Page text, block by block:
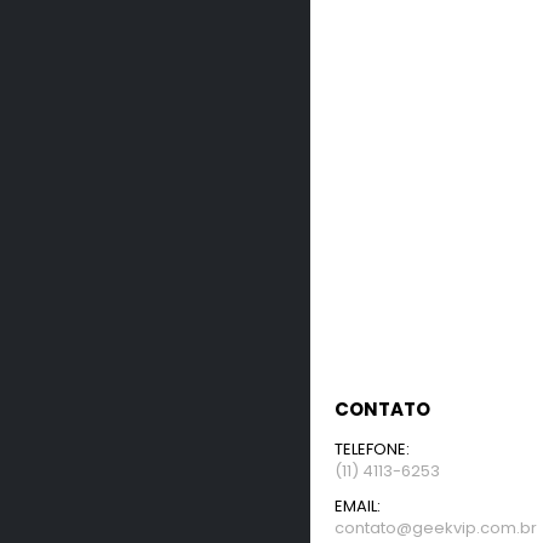
CONTATO
TELEFONE:
(11) 4113-6253
EMAIL:
contato@geekvip.com.br